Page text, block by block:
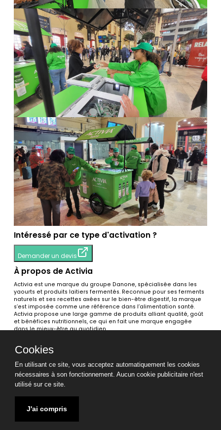
Intéressé par ce type d'activation ?
Demander un devis
À propos de Activia
Activia est une marque du groupe Danone, spécialisée dans les
yaourts et produits laitiers fermentés. Reconnue pour ses ferments
naturels et ses recettes axées sur le bien-être digestif, la marque
s’est imposée comme une référence dans l’alimentation santé.
Activia propose une large gamme de produits alliant qualité, goût
et bénéfices nutritionnels, ce qui en fait une marque engagée
dans le mieux-être au quotidien.
Voir toutes les activations
Tags
Bar / Food / Ambulant🍹Dégustation👅Visibilité / Marketing /
Publicité📣
Mentions légales
Cookies
En utilisant ce site, vous acceptez automatiquement les cookies
nécessaires à son fonctionnement. Aucun cookie publicitaire n'est
utilisé sur ce site.
J'ai compris